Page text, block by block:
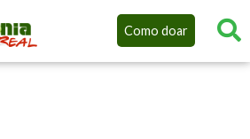
Como doar